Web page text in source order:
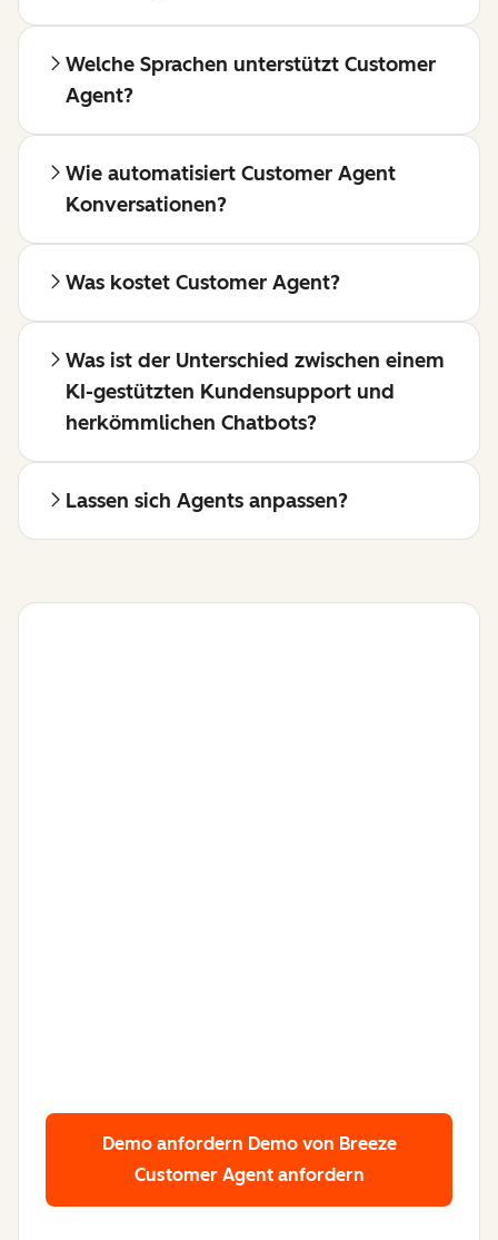
Welche Sprachen unterstützt Customer
Agent?
Wie automatisiert Customer Agent
Konversationen?
Was kostet Customer Agent?
Was ist der Unterschied zwischen einem
KI-gestützten Kundensupport und
herkömmlichen Chatbots?
Lassen sich Agents anpassen?
Demo anfordern Demo von Breeze
Customer Agent anfordern